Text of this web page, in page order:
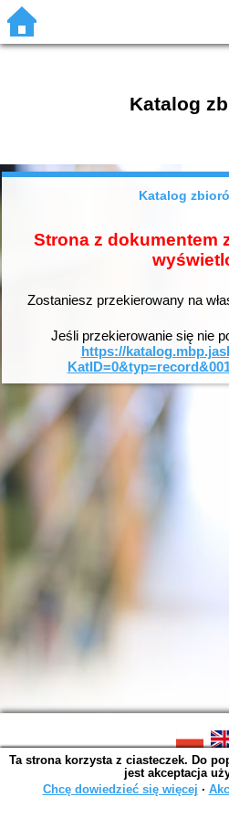
Katalog
Katalog
Strona z dokumentem
Zostaniesz przekierowany na
Jeśli przekierowanie się nie
https://
SOWA OPAC v. 6.11.10
Wygenerowano w
Ta strona korzysta z ciasteczek. Do
jest akceptacja
Chcę dowiedzieć się więcej ∙